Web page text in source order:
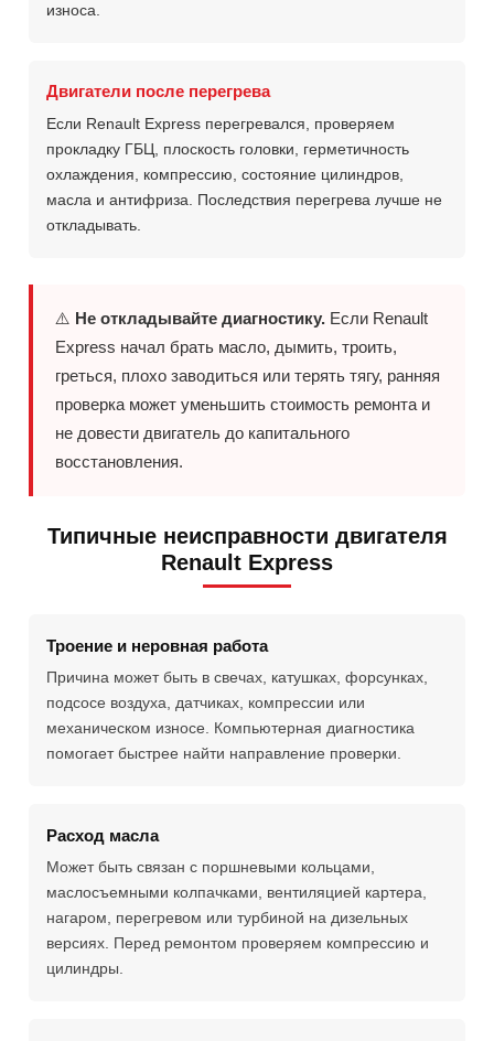
износа.
Двигатели после перегрева
Если Renault Express перегревался, проверяем
прокладку ГБЦ, плоскость головки, герметичность
охлаждения, компрессию, состояние цилиндров,
масла и антифриза. Последствия перегрева лучше не
откладывать.
⚠️ Не откладывайте диагностику. Если Renault
Express начал брать масло, дымить, троить,
греться, плохо заводиться или терять тягу, ранняя
проверка может уменьшить стоимость ремонта и
не довести двигатель до капитального
восстановления.
Типичные неисправности двигателя
Renault Express
Троение и неровная работа
Причина может быть в свечах, катушках, форсунках,
подсосе воздуха, датчиках, компрессии или
механическом износе. Компьютерная диагностика
помогает быстрее найти направление проверки.
Расход масла
Может быть связан с поршневыми кольцами,
маслосъемными колпачками, вентиляцией картера,
нагаром, перегревом или турбиной на дизельных
версиях. Перед ремонтом проверяем компрессию и
цилиндры.